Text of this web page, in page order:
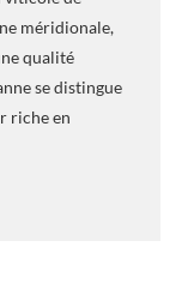
méridionale,
qualité
se distingue
riche en